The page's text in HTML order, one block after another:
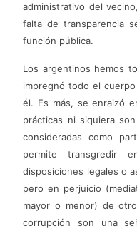
administrativo del
falta de transparencia
función pública.
Los argentinos hemos
impregnó todo el
él. Es más, se enraizó
prácticas ni siquiera
consideradas como
permite transgredir
disposiciones legales o
pero en perjuicio
mayor o menor) de
corrupción son una